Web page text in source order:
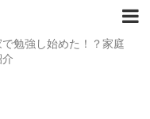
勉強し始めた！？家庭